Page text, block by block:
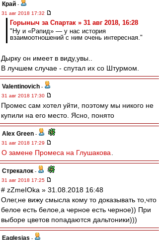
Край -
31 авг 2018 17:32
Горыныч за Спартак » 31 авг 2018, 16:28
"Ну и «Рапид» — у нас история
взаимоотношений с ним очень интересная."
Дырку он имеет в виду,увы..
В лучшем случае - спутал их со Штурмом.
Valentinovich -
31 авг 2018 17:30
Промес сам хотел уйти, поэтому мы никого не
купили на его место. Ясно, понято
Alex Green -
31 авг 2018 17:29
О замене Промеса на Глушакова
Стрекалок -
31 авг 2018 17:25
# zZmeIOka » 31.08.2018 16:48
Олег,не вижу смысла кому то доказывать то,что
белое есть белое,а черное есть черное)) При
выборе цветов попадаются дальтоники)))
Eaglesias -